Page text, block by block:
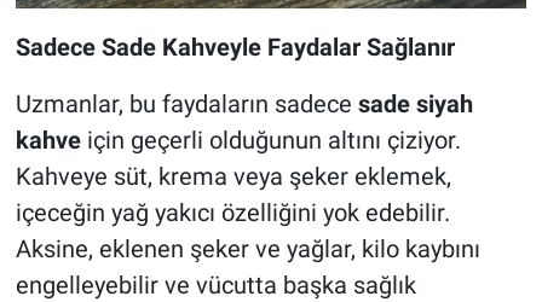
Sadece Sade Kahveyle Faydalar Sağlanır
Uzmanlar, bu faydaların sadece sade siyah
kahveiçin geçerli olduğunun altını çiziyor.
Kahveye süt, krema veya şeker eklemek,
içeceğin yağ yakıcı özelliğini yok edebilir.
Aksine, eklenen şeker ve yağlar, kilo kaybını
engelleyebilir ve vücutta başka sağlık